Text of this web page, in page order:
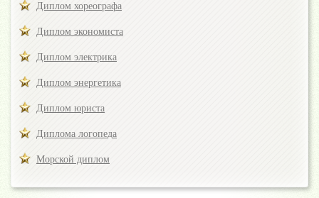
Диплом хореографа
Диплом экономиста
Диплом электрика
Диплом энергетика
Диплом юриста
Диплома логопеда
Морской диплом